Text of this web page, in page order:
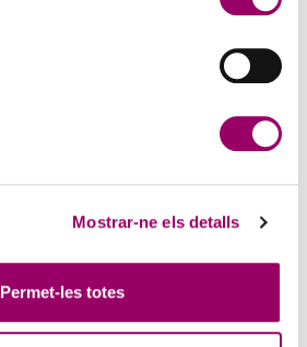
Mostrar-ne els detalls
Permet-les totes